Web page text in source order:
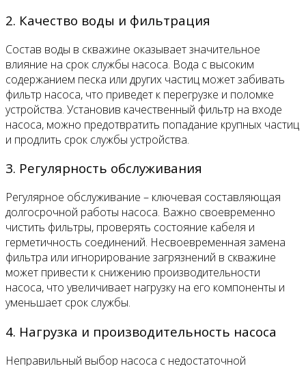
2. Качество воды и фильтрация
Состав воды в скважине оказывает значительное
влияние на срок службы насоса. Вода с высоким
содержанием песка или других частиц может забивать
фильтр насоса, что приведет к перегрузке и поломке
устройства. Установив качественный фильтр на входе
насоса, можно предотвратить попадание крупных частиц
и продлить срок службы устройства.
3. Регулярность обслуживания
Регулярное обслуживание – ключевая составляющая
долгосрочной работы насоса. Важно своевременно
чистить фильтры, проверять состояние кабеля и
герметичность соединений. Несвоевременная замена
фильтра или игнорирование загрязнений в скважине
может привести к снижению производительности
насоса, что увеличивает нагрузку на его компоненты и
уменьшает срок службы.
4. Нагрузка и производительность насоса
Неправильный выбор насоса с недостаточной